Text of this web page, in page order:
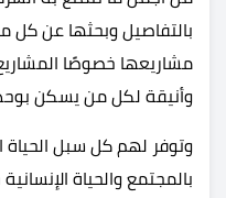
بالتفاصيل وبحثها عن كل
مشاريعها خصوصًا
وأنيقة لكل من يسكن
وتوفر لهم كل سبل الحياة
بالمجتمع والحياة